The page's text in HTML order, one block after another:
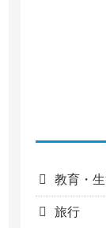
教育・
旅行